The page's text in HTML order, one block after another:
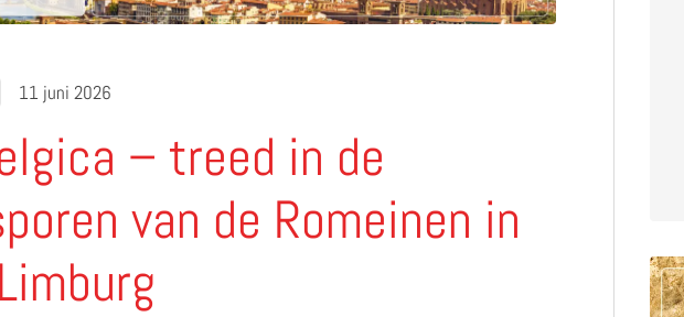
11 juni 2026
– treed in de
van de Romeinen in